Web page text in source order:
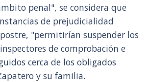
penal", se considera que
de prejudicialidad
"permitirían suspender los
de comprobación e
cerca de los obligados
y su familia.